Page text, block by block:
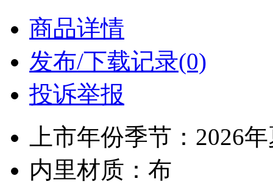
商品详情
发布/下载记录(0)
投诉举报
上市年份季节：2026
内里材质：布